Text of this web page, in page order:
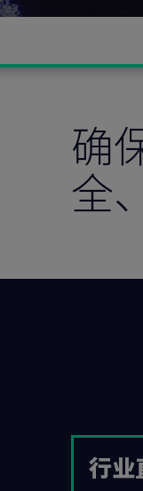
确
全
行业